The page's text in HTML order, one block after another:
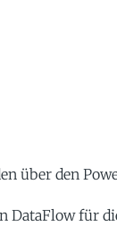
über den
DataFlow für